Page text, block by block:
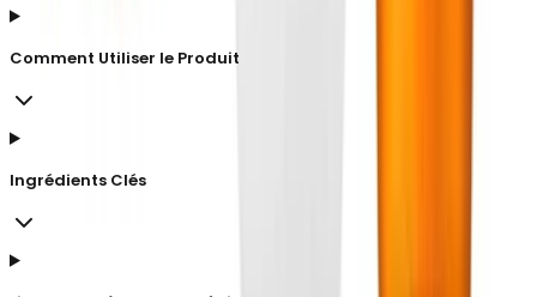
Comment Utiliser le Produit
Ingrédients Clés